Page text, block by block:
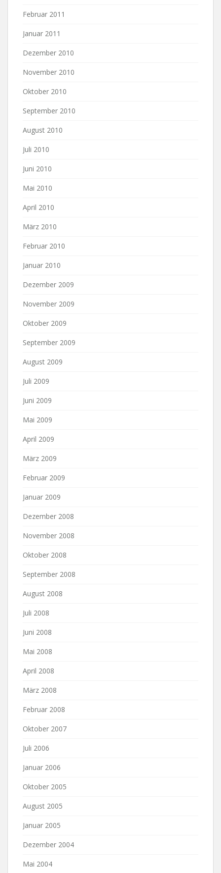
Februar 2011
Januar 2011
Dezember 2010
November 2010
Oktober 2010
September 2010
August 2010
Juli 2010
Juni 2010
Mai 2010
April 2010
März 2010
Februar 2010
Januar 2010
Dezember 2009
November 2009
Oktober 2009
September 2009
August 2009
Juli 2009
Juni 2009
Mai 2009
April 2009
März 2009
Februar 2009
Januar 2009
Dezember 2008
November 2008
Oktober 2008
September 2008
August 2008
Juli 2008
Juni 2008
Mai 2008
April 2008
März 2008
Februar 2008
Oktober 2007
Juli 2006
Januar 2006
Oktober 2005
August 2005
Januar 2005
Dezember 2004
Mai 2004